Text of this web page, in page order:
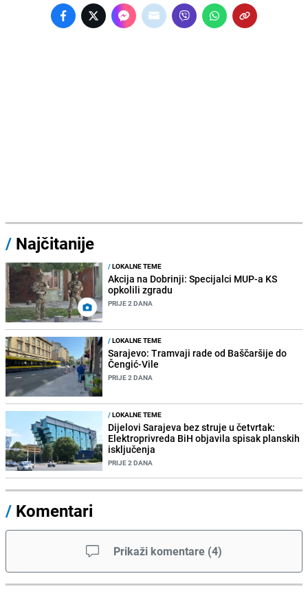
/ Najčitanije
/LOKALNE TEME
Akcija na Dobrinji: Specijalci MUP-a KS
opkolili zgradu
PRIJE 2 DANA
/LOKALNE TEME
Sarajevo: Tramvaji rade od Baščaršije do
Čengić-Vile
PRIJE 2 DANA
/LOKALNE TEME
Dijelovi Sarajeva bez struje u četvrtak:
Elektroprivreda BiH objavila spisak planskih
isključenja
PRIJE 2 DANA
/ Komentari
Prikaži komentare (4)